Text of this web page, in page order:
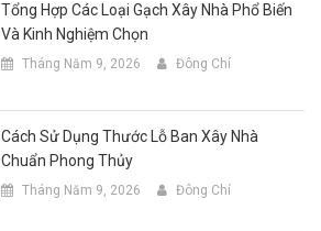
Tổng Hợp Các Loại Gạch Xây Nhà Phổ Biến
Và Kinh Nghiệm Chọn
Tháng Năm 9, 2026 Đông Chí
Cách Sử Dụng Thước Lỗ Ban Xây Nhà
Chuẩn Phong Thủy
Tháng Năm 9, 2026 Đông Chí